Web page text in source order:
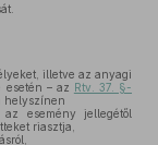
illetve az anyagi
esetén – az Rtv. 37. §-
helyszínen
esemény jellegétől
riasztja,